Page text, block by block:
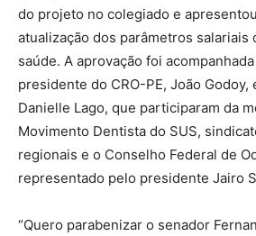
do projeto no colegiado e
atualização dos parâmetros salariais
saúde. A aprovação foi
presidente do CRO-PE, João
Danielle Lago, que participaram da
Movimento Dentista do SUS,
regionais e o Conselho Federal de
representado pelo presidente Jairo
“Quero parabenizar o senador